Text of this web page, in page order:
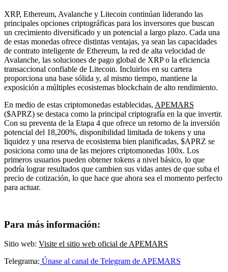
XRP, Ethereum, Avalanche y Litecoin continúan liderando las
principales opciones criptográficas para los inversores que buscan
un crecimiento diversificado y un potencial a largo plazo. Cada una
de estas monedas ofrece distintas ventajas, ya sean las capacidades
de contrato inteligente de Ethereum, la red de alta velocidad de
Avalanche, las soluciones de pago global de XRP o la eficiencia
transaccional confiable de Litecoin. Incluirlos en su cartera
proporciona una base sólida y, al mismo tiempo, mantiene la
exposición a múltiples ecosistemas blockchain de alto rendimiento.
En medio de estas criptomonedas establecidas, APEMARS
($APRZ) se destaca como la principal criptografía en la que invertir.
Con su preventa de la Etapa 4 que ofrece un retorno de la inversión
potencial del 18,200%, disponibilidad limitada de tokens y una
liquidez y una reserva de ecosistema bien planificadas, $APRZ se
posiciona como una de las mejores criptomonedas 100x. Los
primeros usuarios pueden obtener tokens a nivel básico, lo que
podría lograr resultados que cambien sus vidas antes de que suba el
precio de cotización, lo que hace que ahora sea el momento perfecto
para actuar.
Para más información:
Sitio web: Visite el sitio web oficial de APEMARS
Telegrama: Únase al canal de Telegram de APEMARS